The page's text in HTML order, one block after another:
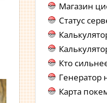
Магазин
Статус
Кто
Генератор
Карта